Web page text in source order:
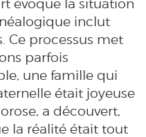
évoque la situation
inclut
Ce processus met
parfois
une famille qui
était joyeuse
a découvert,
la réalité était tout